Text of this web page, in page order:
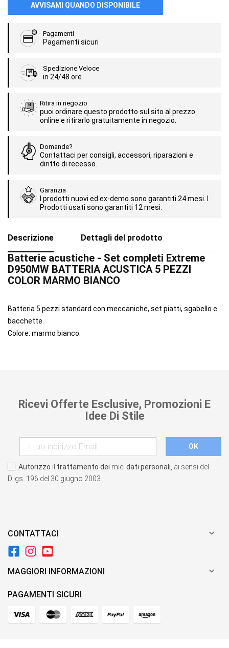
AVVISAMI QUANDO DISPONIBILE
Pagamenti
Pagamenti sicuri
Spedizione Veloce
in 24/48 ore
Ritira in negozio
puoi ordinare questo prodotto sul sito al prezzo
online e ritirarlo gratuitamente in negozio.
Domande?
Contattaci per consigli, accessori, riparazioni e
diritto di recesso.
Garanzia
I prodotti nuovi ed ex-demo sono garantiti 24 mesi. I
Prodotti usati sono garantiti 12 mesi.
Descrizione Dettagli del prodotto
Batterie acustiche - Set completi Extreme
D950MW BATTERIA ACUSTICA 5 PEZZI
COLOR MARMO BIANCO
Batteria 5 pezzi standard con meccaniche, set piatti, sgabello e
bacchette.
Colore: marmo bianco.
Ricevi Offerte Esclusive, Promozioni E
Idee Di Stile
Autorizzo il trattamento dei miei dati personali , ai sensi del
D.lgs. 196 del 30 giugno 2003.
CONTATTACI 
MAGGIORI INFORMAZIONI 
PAGAMENTI SICURI